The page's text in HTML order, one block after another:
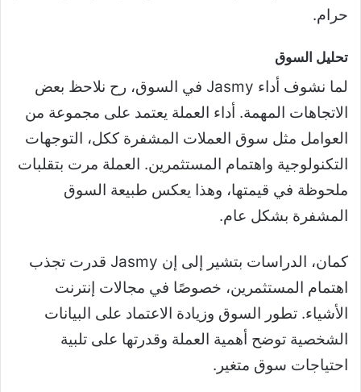
حرام.
تحليل السوق
لما نشوف أداء Jasmy في السوق، رح نلاحظ بعض
الاتجاهات المهمة. أداء العملة يعتمد على مجموعة من
العوامل مثل سوق العملات المشفرة ككل، التوجهات
التكنولوجية واهتمام المستثمرين. العملة مرت بتقلبات
ملحوظة في قيمتها، وهذا يعكس طبيعة السوق
المشفرة بشكل عام.
كمان، الدراسات بتشير إلى إن Jasmy قدرت تجذب
اهتمام المستثمرين، خصوصًا في مجالات إنترنت
الأشياء. تطور السوق وزيادة الاعتماد على البيانات
الشخصية توضح أهمية العملة وقدرتها على تلبية
احتياجات سوق متغير.